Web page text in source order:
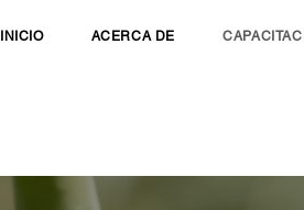
INICIO ACERCA DE